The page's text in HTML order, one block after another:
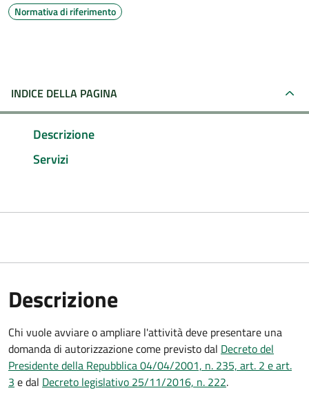
Normativa di riferimento
INDICE DELLA PAGINA
Descrizione
Servizi
Descrizione
Chi vuole avviare o ampliare l'attività deve presentare una
domanda di autorizzazione come previsto dal Decreto del
Presidente della Repubblica 04/04/2001, n. 235, art. 2 e art.
3 e dal Decreto legislativo 25/11/2016, n. 222.